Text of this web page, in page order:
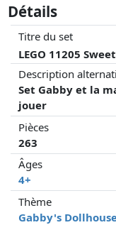
Détails
Titre du set
LEGO 11205
Description
Set Gabby et la
jouer
Pièces
263
Âges
4+
Thème
Gabby's